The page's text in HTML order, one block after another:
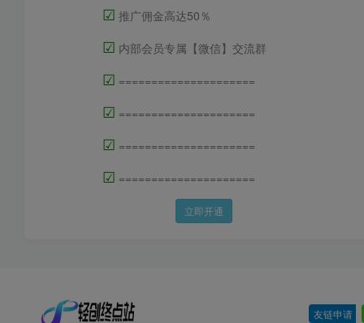
☑ 推广佣金高达50％
☑ 内部会员专属【微信】交流群
☑ =====================
☑ =====================
☑ =====================
☑ =====================
立即开通
友链申请